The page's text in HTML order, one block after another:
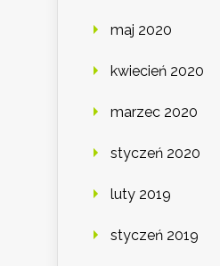
maj 2020
kwiecień 2020
marzec 2020
styczeń 2020
luty 2019
styczeń 2019